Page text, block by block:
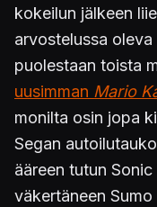
kokeilun jälkeen
arvostelussa oleva
puolestaan toista
uusimman Mario
monilta osin jopa
Segan
ääreen tutun
väkertäneen